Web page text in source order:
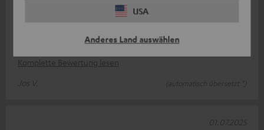
USA
Anderes Land auswählen
Ich verwende 2x Rockster Cross zur mobilen
Bassgitarrenverstärkung, Sehr schöner runder Bass-Ton
Komplette Bewertung lesen
Jos V.
(automatisch übersetzt *)
01.07.2025